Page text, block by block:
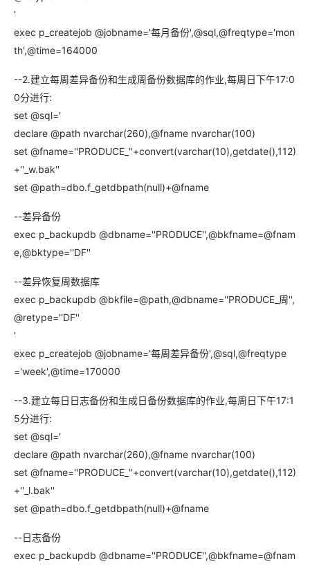
'
exec p_createjob @jobname='每月备份',@sql,@freqtype='mon
th',@time=164000
--2.建立每周差异备份和生成周备份数据库的作业,每周日下午17:0
0分进行:
set @sql='
declare @path nvarchar(260),@fname nvarchar(100)
set @fname=''PRODUCE_''+convert(varchar(10),getdate(),112)
+''_w.bak''
set @path=dbo.f_getdbpath(null)+@fname
--差异备份
exec p_backupdb @dbname=''PRODUCE'',@bkfname=@fnam
e,@bktype=''DF''
--差异恢复周数据库
exec p_backupdb @bkfile=@path,@dbname=''PRODUCE_周'',
@retype=''DF''
'
exec p_createjob @jobname='每周差异备份',@sql,@freqtype
='week',@time=170000
--3.建立每日日志备份和生成日备份数据库的作业,每周日下午17:1
5分进行:
set @sql='
declare @path nvarchar(260),@fname nvarchar(100)
set @fname=''PRODUCE_''+convert(varchar(10),getdate(),112)
+''_l.bak''
set @path=dbo.f_getdbpath(null)+@fname
--日志备份
exec p_backupdb @dbname=''PRODUCE'',@bkfname=@fnam